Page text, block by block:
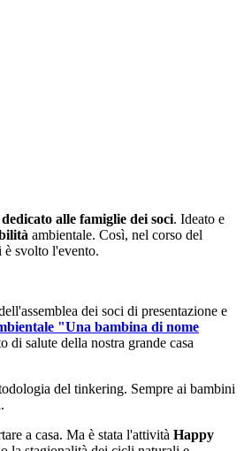
alle famiglie dei soci. Ideato e
ambientale. Così, nel corso del
è svolto l'evento.
dei soci di presentazione e
"Una bambina di nome
salute della nostra grande casa
del tinkering. Sempre ai bambini
a casa. Ma è stata l'attività Happy